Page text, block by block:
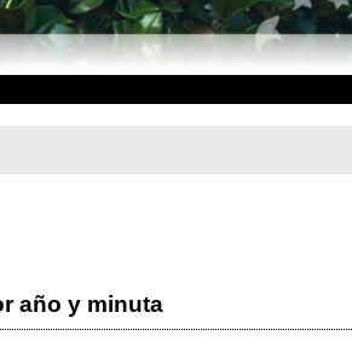
año y minuta